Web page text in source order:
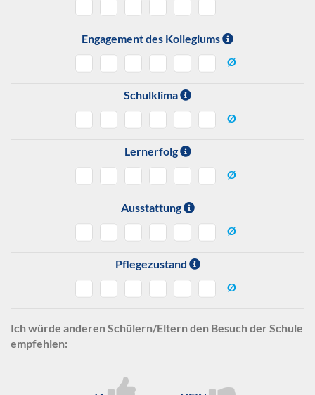
Engagement des Kollegiums
Ø
Schulklima
Ø
Lernerfolg
Ø
Ausstattung
Ø
Pflegezustand
Ø
Ich würde anderen Schülern/Eltern den Besuch der Schule
empfehlen: